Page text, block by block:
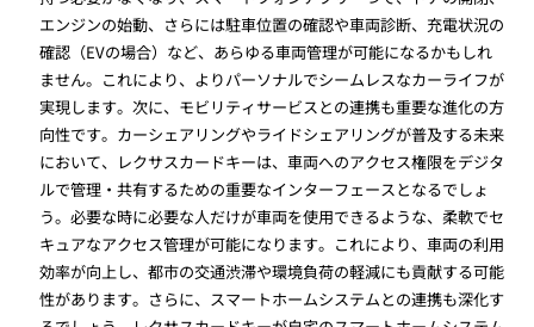
エンジンの始動、さらには駐車位置の確認や車両診断、充電状況の
確認（EVの場合）など、あらゆる車両管理が可能になるかもしれ
ません。これにより、よりパーソナルでシームレスなカーライフが
実現します。次に、モビリティサービスとの連携も重要な進化の方
向性です。カーシェアリングやライドシェアリングが普及する未来
において、レクサスカードキーは、車両へのアクセス権限をデジタ
ルで管理・共有するための重要なインターフェースとなるでしょ
う。必要な時に必要な人だけが車両を使用できるような、柔軟でセ
キュアなアクセス管理が可能になります。これにより、車両の利用
効率が向上し、都市の交通渋滞や環境負荷の軽減にも貢献する可能
性があります。さらに、スマートホームシステムとの連携も深化す